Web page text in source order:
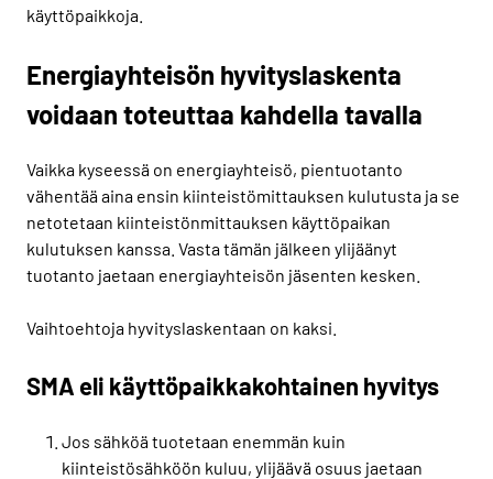
käyttöpaikkoja.
Energiayhteisön hyvityslaskenta
voidaan toteuttaa kahdella tavalla
Vaikka kyseessä on energiayhteisö, pientuotanto
vähentää aina ensin kiinteistömittauksen kulutusta ja se
netotetaan kiinteistönmittauksen käyttöpaikan
kulutuksen kanssa. Vasta tämän jälkeen ylijäänyt
tuotanto jaetaan energiayhteisön jäsenten kesken.
Vaihtoehtoja hyvityslaskentaan on kaksi.
SMA eli käyttöpaikkakohtainen hyvitys
Jos sähköä tuotetaan enemmän kuin
kiinteistösähköön kuluu, ylijäävä osuus jaetaan